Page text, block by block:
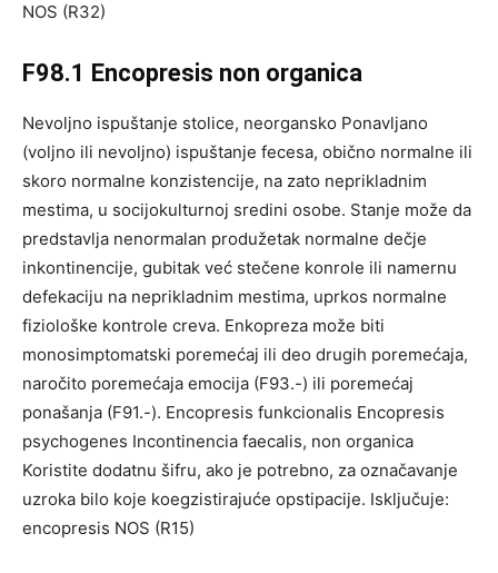
NOS (R32)
F98.1 Encopresis non organica
Nevoljno ispuštanje stolice, neorgansko Ponavljano
(voljno ili nevoljno) ispuštanje fecesa, obično normalne ili
skoro normalne konzistencije, na zato neprikladnim
mestima, u socijokulturnoj sredini osobe. Stanje može da
predstavlja nenormalan produžetak normalne dečje
inkontinencije, gubitak već stečene konrole ili namernu
defekaciju na neprikladnim mestima, uprkos normalne
fiziološke kontrole creva. Enkopreza može biti
monosimptomatski poremećaj ili deo drugih poremećaja,
naročito poremećaja emocija (F93.-) ili poremećaj
ponašanja (F91.-). Encopresis funkcionalis Encopresis
psychogenes Incontinencia faecalis, non organica
Koristite dodatnu šifru, ako je potrebno, za označavanje
uzroka bilo koje koegzistirajuće opstipacije. Isključuje:
encopresis NOS (R15)